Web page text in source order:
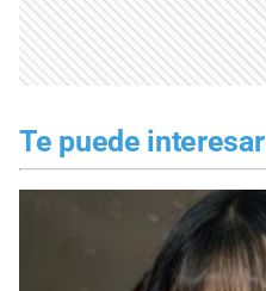
Te puede interesar